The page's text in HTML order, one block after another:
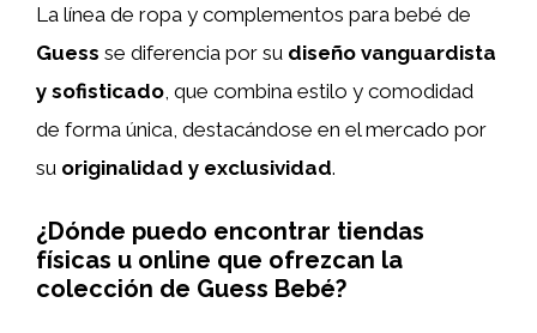
La línea de ropa y complementos para bebé de
Guess se diferencia por su diseño vanguardista
y sofisticado , que combina estilo y comodidad
de forma única, destacándose en el mercado por
su originalidad y exclusividad.
¿Dónde puedo encontrar tiendas
físicas u online que ofrezcan la
colección de Guess Bebé?